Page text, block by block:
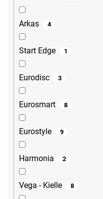
Arkas 4
Start Edge 1
Eurodisc 3
Eurosmart 8
Eurostyle 9
Harmonia 2
Vega - Kielle 8